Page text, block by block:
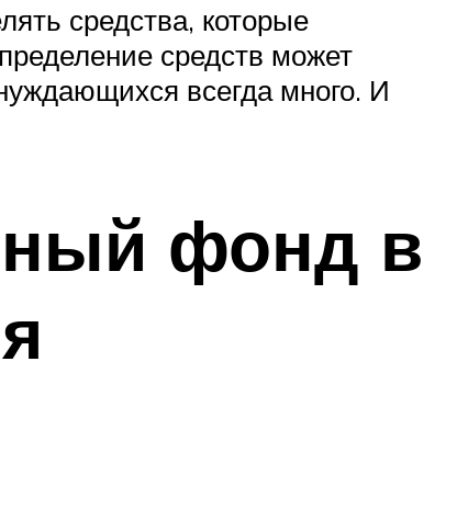
средства, которые
средств может
всегда много. И
фонд в